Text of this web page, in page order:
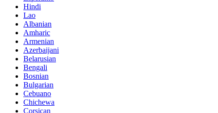
Hindi
Lao
Albanian
Amharic
Armenian
Azerbaijani
Belarusian
Bengali
Bosnian
Bulgarian
Cebuano
Chichewa
Corsican